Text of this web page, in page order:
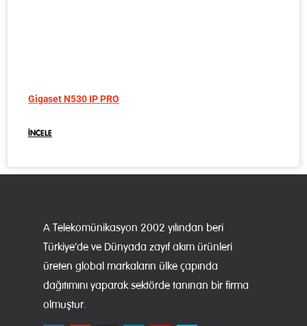
Gigaset N530 IP PRO
İNCELE
A Telekomünikasyon 2002 yılından beri
Türkiye’de ve Dünyada zayıf akım ürünleri
üreten global markaların ülke çapında
dağıtımını yaparak sektörde tanınan bir firma
olmuştur.